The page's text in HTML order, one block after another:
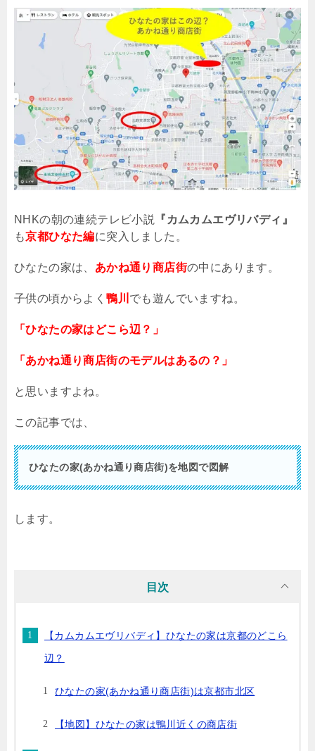
NHKの朝の連続テレビ小説
『カムカムエヴリバディ』
も京都ひなた編に突入しました。
ひなたの家は、 あかね通り商店街の中にあります。
子供の頃からよく鴨川 でも遊んでいますね。
「ひなたの家はどこら辺？」
「あかね通り商店街のモデルはあるの？」
と思いますよね。
この記事では、
ひなたの家(あかね通り商店街)を地図で図解
します。
目次
【カムカムエヴリバディ】ひなたの家は京都のどこら
辺？
ひなたの家(あかね通り商店街)は京都市北区
【地図】ひなたの家は鴨川近くの商店街